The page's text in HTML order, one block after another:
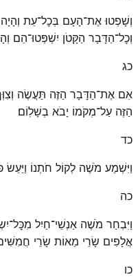
וְשָׁפְטוּ אֶת־הָעָם בְּכׇל־עֵת
וְכׇל־הַדָּבָר הַקָּטֹן יִשְׁפְּטוּ־הֵם
כג
אִם אֶת־הַדָּבָר הַזֶּה תַּעֲשֶׂה
הַזֶּה עַל־מְקֹמוֹ יָבֹא בְשָׁלֽוֹם׃
כד
וַיִּשְׁמַע מֹשֶׁה לְקוֹל חֹתְנוֹ וַיַּעַשׂ
כה
וַיִּבְחַר מֹשֶׁה אַנְשֵׁי־חַיִל
אֲלָפִים שָׂרֵי מֵאוֹת שָׂרֵי
כו